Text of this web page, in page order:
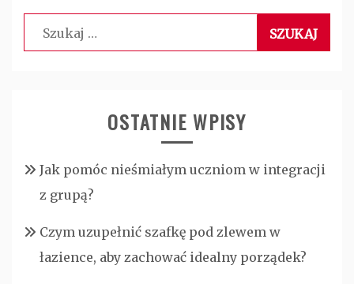
Szukaj:
OSTATNIE WPISY
Jak pomóc nieśmiałym uczniom w integracji
z grupą?
Czym uzupełnić szafkę pod zlewem w
łazience, aby zachować idealny porządek?